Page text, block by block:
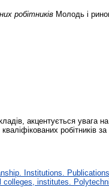
робітників Молодь і
акцентується увага на
робітників
Institutions. Publications
colleges, institutes.